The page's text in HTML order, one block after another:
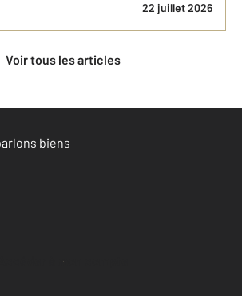
22 juillet 2026
Voir tous les articles
biens
Accéder à mon compte